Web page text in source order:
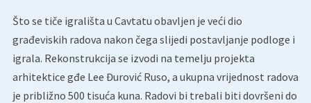
Što se tiče igrališta u Cavtatu obavljen je veći dio
građeviskih radova nakon čega slijedi postavljanje podloge i
igrala. Rekonstrukcija se izvodi na temelju projekta
arhitektice gđe Lee Đurović Ruso, a ukupna vrijednost radova
je približno 500 tisuća kuna. Radovi bi trebali biti dovršeni do